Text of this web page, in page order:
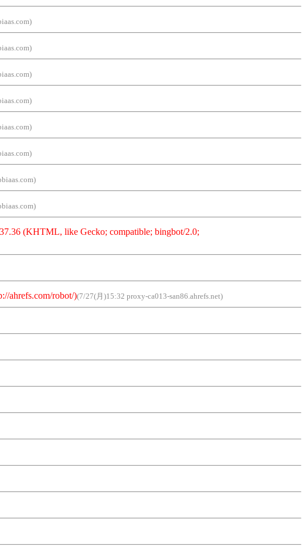
(KHTML, like Gecko; compatible; bingbot/2.0;
ahrefs.com/robot/)(7/27(月)15:32 proxy-ca013-san86.ahrefs.net)